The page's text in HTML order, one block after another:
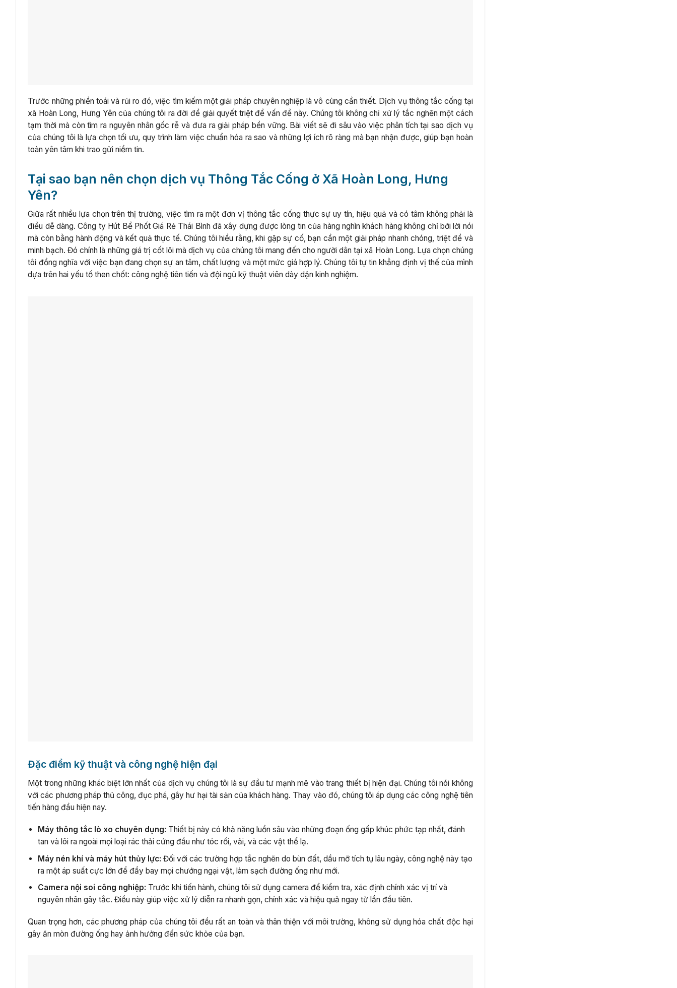
Trước những phiền toái và rủi ro đó, việc tìm kiếm một giải pháp chuyên nghiệp là vô cùng cần thiết. Dịch vụ thông tắc cống tại
xã Hoàn Long, Hưng Yên của chúng tôi ra đời để giải quyết triệt để vấn đề này. Chúng tôi không chỉ xử lý tắc nghẽn một cách
tạm thời mà còn tìm ra nguyên nhân gốc rễ và đưa ra giải pháp bền vững. Bài viết sẽ đi sâu vào việc phân tích tại sao dịch vụ
của chúng tôi là lựa chọn tối ưu, quy trình làm việc chuẩn hóa ra sao và những lợi ích rõ ràng mà bạn nhận được, giúp bạn hoàn
toàn yên tâm khi trao gửi niềm tin.
Tại sao bạn nên chọn dịch vụ Thông Tắc Cống ở Xã Hoàn Long, Hưng
Yên?
Giữa rất nhiều lựa chọn trên thị trường, việc tìm ra một đơn vị thông tắc cống thực sự uy tín, hiệu quả và có tâm không phải là
điều dễ dàng. Công ty Hút Bể Phốt Giá Rẻ Thái Bình đã xây dựng được lòng tin của hàng nghìn khách hàng không chỉ bởi lời nói
mà còn bằng hành động và kết quả thực tế. Chúng tôi hiểu rằng, khi gặp sự cố, bạn cần một giải pháp nhanh chóng, triệt để và
minh bạch. Đó chính là những giá trị cốt lõi mà dịch vụ của chúng tôi mang đến cho người dân tại xã Hoàn Long. Lựa chọn chúng
tôi đồng nghĩa với việc bạn đang chọn sự an tâm, chất lượng và một mức giá hợp lý. Chúng tôi tự tin khẳng định vị thế của mình
dựa trên hai yếu tố then chốt: công nghệ tiên tiến và đội ngũ kỹ thuật viên dày dặn kinh nghiệm.
Đặc điểm kỹ thuật và công nghệ hiện đại
Một trong những khác biệt lớn nhất của dịch vụ chúng tôi là sự đầu tư mạnh mẽ vào trang thiết bị hiện đại. Chúng tôi nói không
với các phương pháp thủ công, đục phá, gây hư hại tài sản của khách hàng. Thay vào đó, chúng tôi áp dụng các công nghệ tiên
tiến hàng đầu hiện nay.
Máy thông tắc lò xo chuyên dụng: Thiết bị này có khả năng luồn sâu vào những đoạn ống gấp khúc phức tạp nhất, đánh
tan và lôi ra ngoài mọi loại rác thải cứng đầu như tóc rối, vải, và các vật thể lạ.
Máy nén khí và máy hút thủy lực: Đối với các trường hợp tắc nghẽn do bùn đất, dầu mỡ tích tụ lâu ngày, công nghệ này tạo
ra một áp suất cực lớn để đẩy bay mọi chướng ngại vật, làm sạch đường ống như mới.
Camera nội soi công nghiệp: Trước khi tiến hành, chúng tôi sử dụng camera để kiểm tra, xác định chính xác vị trí và
nguyên nhân gây tắc. Điều này giúp việc xử lý diễn ra nhanh gọn, chính xác và hiệu quả ngay từ lần đầu tiên.
Quan trọng hơn, các phương pháp của chúng tôi đều rất an toàn và thân thiện với môi trường, không sử dụng hóa chất độc hại
gây ăn mòn đường ống hay ảnh hưởng đến sức khỏe của bạn.